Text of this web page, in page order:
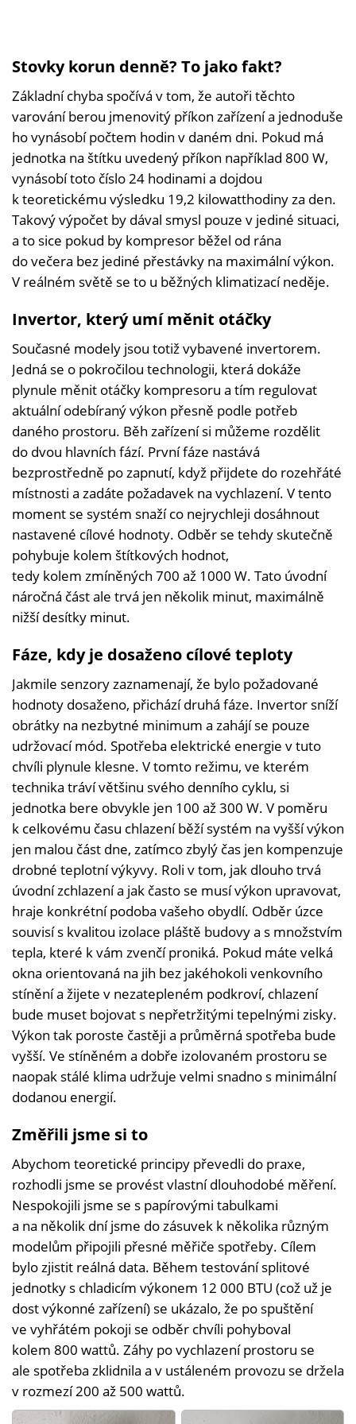
Stovky korun denně? To jako fakt?
Základní chyba spočívá v tom, že autoři těchto
varování berou jmenovitý příkon zařízení a jednoduše
ho vynásobí počtem hodin v daném dni. Pokud má
jednotka na štítku uvedený příkon například 800 W,
vynásobí toto číslo 24 hodinami a dojdou
k teoretickému výsledku 19,2 kilowatthodiny za den.
Takový výpočet by dával smysl pouze v jediné situaci,
a to sice pokud by kompresor běžel od rána
do večera bez jediné přestávky na maximální výkon.
V reálném světě se to u běžných klimatizací neděje.
Invertor, který umí měnit otáčky
Současné modely jsou totiž vybavené invertorem.
Jedná se o pokročilou technologii, která dokáže
plynule měnit otáčky kompresoru a tím regulovat
aktuální odebíraný výkon přesně podle potřeb
daného prostoru. Běh zařízení si můžeme rozdělit
do dvou hlavních fází. První fáze nastává
bezprostředně po zapnutí, když přijdete do rozehřáté
místnosti a zadáte požadavek na vychlazení. V tento
moment se systém snaží co nejrychleji dosáhnout
nastavené cílové hodnoty. Odběr se tehdy skutečně
pohybuje kolem štítkových hodnot,
tedy kolem zmíněných 700 až 1000 W. Tato úvodní
náročná část ale trvá jen několik minut, maximálně
nižší desítky minut.
Fáze, kdy je dosaženo cílové teploty
Jakmile senzory zaznamenají, že bylo požadované
hodnoty dosaženo, přichází druhá fáze. Invertor sníží
obrátky na nezbytné minimum a zahájí se pouze
udržovací mód. Spotřeba elektrické energie v tuto
chvíli plynule klesne. V tomto režimu, ve kterém
technika tráví většinu svého denního cyklu, si
jednotka bere obvykle jen 100 až 300 W. V poměru
k celkovému času chlazení běží systém na vyšší výkon
jen malou část dne, zatímco zbylý čas jen kompenzuje
drobné teplotní výkyvy. Roli v tom, jak dlouho trvá
úvodní zchlazení a jak často se musí výkon upravovat,
hraje konkrétní podoba vašeho obydlí. Odběr úzce
souvisí s kvalitou izolace pláště budovy a s množstvím
tepla, které k vám zvenčí proniká. Pokud máte velká
okna orientovaná na jih bez jakéhokoli venkovního
stínění a žijete v nezatepleném podkroví, chlazení
bude muset bojovat s nepřetržitými tepelnými zisky.
Výkon tak poroste častěji a průměrná spotřeba bude
vyšší. Ve stíněném a dobře izolovaném prostoru se
naopak stálé klima udržuje velmi snadno s minimální
dodanou energií.
Změřili jsme si to
Abychom teoretické principy převedli do praxe,
rozhodli jsme se provést vlastní dlouhodobé měření.
Nespokojili jsme se s papírovými tabulkami
a na několik dní jsme do zásuvek k několika různým
modelům připojili přesné měřiče spotřeby. Cílem
bylo zjistit reálná data. Během testování splitové
jednotky s chladicím výkonem 12 000 BTU (což už je
dost výkonné zařízení) se ukázalo, že po spuštění
ve vyhřátém pokoji se odběr chvíli pohyboval
kolem 800 wattů. Záhy po vychlazení prostoru se
ale spotřeba zklidnila a v ustáleném provozu se držela
v rozmezí 200 až 500 wattů.